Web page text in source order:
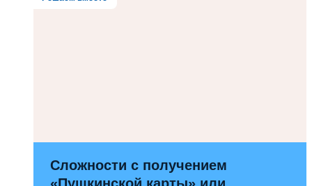
Сложности с получением